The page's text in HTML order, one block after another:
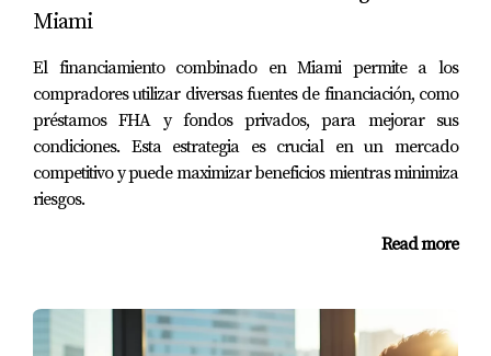
el pago inicial. Al aplicar y ser aprobada, logró comprar
una casa en un barrio que siempre había deseado.
No esperes más para empezar tu camino
hacia la propiedad. ¡Contáctame hoy!
Tengo experiencia ayudando a compradores
La información es clave para tomar
Miami
El financiamiento combinado en Miami permite a los
compradores utilizar diversas fuentes de financiación, como
préstamos FHA y fondos privados, para mejorar sus
condiciones. Esta estrategia es crucial en un mercado
competitivo y puede maximizar beneficios mientras minimiza
riesgos.
Read more